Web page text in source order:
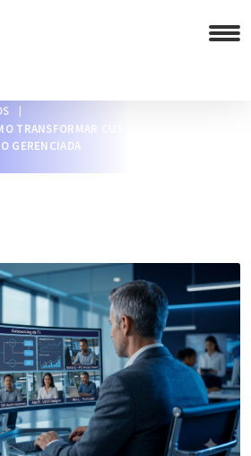
TRANSFORMAR CUSTOS FIXOS EM
GERENCIADA